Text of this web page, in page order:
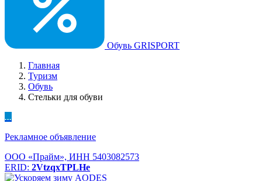
Обувь GRISPORT
Главная
Туризм
Обувь
Стельки для обуви
...
Рекламное объявление
ООО «Прайм», ИНН 5403082573
ERID: 2VtzqxTPLHe